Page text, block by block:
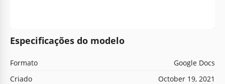
Especificações do modelo
Formato
Google Docs
Criado
October 19, 2021